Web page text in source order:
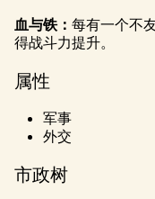
血与铁： 每有一个不
得战斗力提升。
属性
军事
外交
市政树